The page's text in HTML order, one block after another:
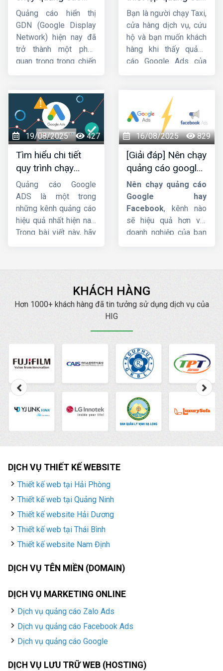
ty HIG
khám phá chi
tiết về cách thiết lập
quảng cáo trên
Google Mapsnhé.
Adsense trên Website
sao cho nhanh chóng
và dễ dàng nhất!
GDN hiệu quả, bứt
phá doanh thu
Quảng cáo hiển thị
GDN (Google Display
Network) hiện nay đã
trở thành một phần
quan trọng trong chiến
Trong bài viết này,HIG
sẽ hướng dẫn cách
chạyquảng cáo GDN
hiệu quả. Mời các bạn
cùng theo dõi.
cuộc gọi Google
Ads chi tiết từ A-Z
Bạn là người chạy Taxi,
cửa hàng dịch vụ, cứu
hộ và bạn muốn khách
hàng khi thấy quảng
cáo Google Ads của
thoại chứ không cần
truy cập Website. Vậy
làm thế nào để tạo
chiến dịch cuộc gọi
như này ? Bài viết dưới
đây củaCông ty HIG
sẽ giúp bạn tạo chiến
dịch quảng cáo cuộc
gọi Google Ads
từ A-
Z.
19/08/2025 427
Tìm hiểu chi tiết
quy trình chạy
quảng cáo google
ads
Quảng cáo Google
ADS là một trong
những kênh quảng cáo
hiệu quả nhất hiện nay.
Trong bài viết này, hãy
quảng cáo google
16/08/2025 829
[Giải đáp] Nên chạy
quảng cáo google
hay facebook ?
Nên chạy quảng cáo
Google hay
Facebook, kênh nào
sẽ hiệu quả hơn với
doanh nghiệp của bạn
sánh quảng cáo
cố gắng phân tích và
đưa ra cho bạn những
hiệu quả.
KHÁCH HÀNG
Hơn 1000+ khách hàng đã tin tưởng sử dụng dịch vụ của
HIG
DỊCH VỤ THIẾT KẾ WEBSITE
Thiết kế web tại Hải Phòng
Thiết kế web tại Quảng Ninh
Thiết kế website Hải Dương
Thiết kế web tại Thái Bình
Thiết kế website Nam Định
DỊCH VỤ TÊN MIỀN (DOMAIN)
DỊCH VỤ MARKETING ONLINE
Dịch vụ quảng cáo Zalo Ads
Dịch vụ quảng cáo Facebook Ads
Dịch vụ quảng cáo Google
DỊCH VỤ LƯU TRỮ WEB (HOSTING)